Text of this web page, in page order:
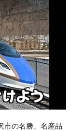
市の名勝、名産品